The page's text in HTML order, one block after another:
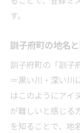
車検の
訓子府
由来を
車検利
訓子府町
す。
訓子府町の地名
訓子府町の「訓子
＝黒い川・深い川
はこのようにアイ
が難しいと感じる
を知ることで、地